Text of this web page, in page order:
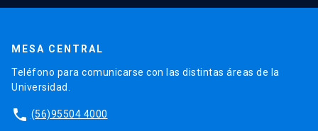
MESA CENTRAL
Teléfono para comunicarse con las distintas áreas de la
Universidad.
phone (56)95504 4000